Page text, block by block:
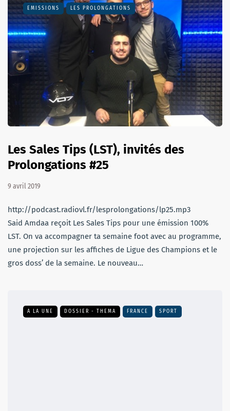
EMISSIONS LES PROLONGATIONS
Les Sales Tips (LST), invités des
Prolongations #25
9 avril 2019
http://podcast.radiovl.fr/lesprolongations/lp25.mp3
Said Amdaa reçoit Les Sales Tips pour une émission 100%
LST. On va accompagner ta semaine foot avec au programme,
une projection sur les affiches de Ligue des Champions et le
gros doss’ de la semaine. Le nouveau…
A LA UNE DOSSIER - THEMA FRANCE SPORT